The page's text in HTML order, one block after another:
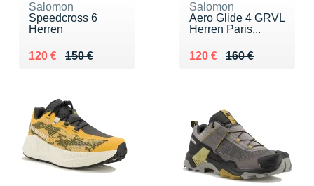
Salomon
Speedcross 6
Herren
150 €
Au lieu de 150 €
120 €
Vendu 120 €
Salomon
Aero Glide 4 GRVL
Herren Paris...
160 €
Au lieu de 160 €
120 €
Vendu 120 €